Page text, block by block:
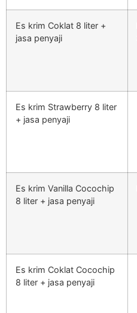
Es krim Coklat 8 liter +
jasa penyaji
Es krim Strawberry 8 liter
+ jasa penyaji
Es krim Vanilla Cocochip
8 liter + jasa penyaji
Es krim Coklat Cocochip
8 liter + jasa penyaji